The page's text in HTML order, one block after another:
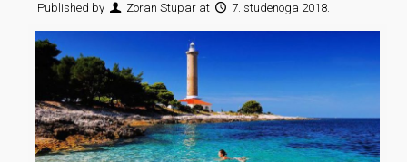
Published by Zoran Stupar at 7. studenoga 2018.